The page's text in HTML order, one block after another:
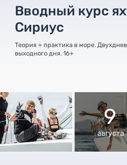
Вводный курс
Сириус
Теория + практика в море.
выходного дня. 16+
9
августа